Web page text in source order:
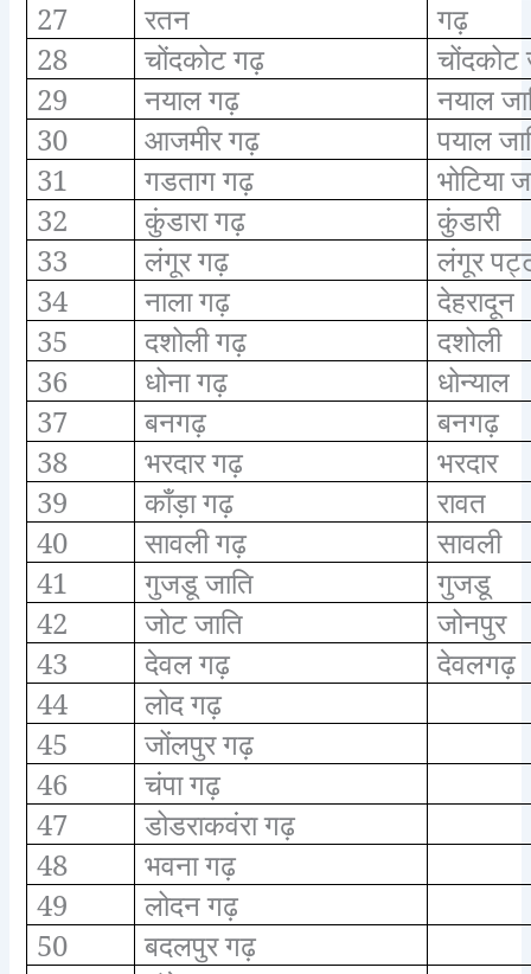
27
रतन
गढ़
28
चोंदकोट गढ़
चोंदकोट
29
नयाल गढ़
नयाल
30
आजमीर गढ़
पयाल
31
गडताग गढ़
भोटिया
32
कुंडारा गढ़
कुंडारी
33
लंगूर गढ़
लंगूर
34
नाला गढ़
देहरादून
35
दशोली गढ़
दशोली
36
धोना गढ़
धोन्याल
37
बनगढ़
बनगढ़
38
भरदार गढ़
भरदार
39
काँड़ा गढ़
रावत
40
सावली गढ़
सावली
41
गुजडू जाति
गुजडू
42
जोट जाति
जोनपुर
43
देवल गढ़
देवलगढ़
44
लोद गढ़
45
जोंलपुर गढ़
46
चंपा गढ़
47
डोडराकवंरा गढ़
48
भवना गढ़
49
लोदन गढ़
50
बदलपुर गढ़